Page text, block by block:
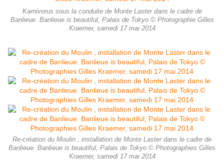
Karnivorus sous la conduite de Monte Laster dans le cadre de
Banlieue. Banlieue is beautiful, Palais de Tokyo © Photographie Gilles
Kraemer, samedi 17 mai 2014
Re-création du Moulin , installation de Monte Laster dans le cadre de
Banlieue. Banlieue is beautiful, Palais de Tokyo © Photographies Gilles
Kraemer, samedi 17 mai 2014